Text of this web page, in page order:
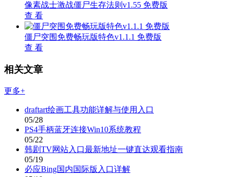
像素战士激战僵尸生存法则v1.55 免费版
查 看
僵尸突围免费畅玩版特色v1.1.1 免费版
查 看
相关文章
更多+
draftart绘画工具功能详解与使用入口
05/28
PS4手柄蓝牙连接Win10系统教程
05/22
韩剧TV网站入口最新地址一键直达观看指南
05/19
必应Bing国内国际版入口详解